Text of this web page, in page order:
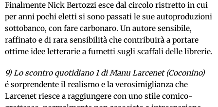
Finalmente Nick Bertozzi esce dal circolo ristretto in cui
per anni pochi eletti si sono passati le sue autoproduzioni
sottobanco, con fare carbonaro. Un autore sensibile,
raffinato e di rara sensibilità che contribuirà a portare
ottime idee letterarie a fumetti sugli scaffali delle librerie.
9) Lo scontro quotidiano 1 di Manu Larcenet (Coconino)
é sorprendente il realismo e la verosimiglianza che
Larcenet riesce a raggiungere con uno stile comico-